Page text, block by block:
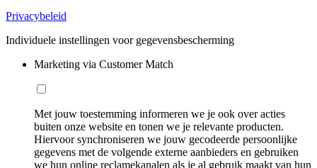
Privacybeleid
Individuele instellingen voor gegevensbescherming
Marketing via Customer Match
Met jouw toestemming informeren we je ook over acties
buiten onze website en tonen we je relevante producten.
Hiervoor synchroniseren we jouw gecodeerde persoonlijke
gegevens met de volgende externe aanbieders en gebruiken
we hun online reclamekanalen als je al gebruik maakt van hun